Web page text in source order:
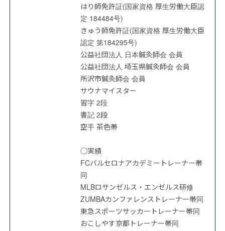
はり師免許証(国家資格 厚生労働大臣認
定 184484号)
きゅう師免許証(国家資格 厚生労働大臣
認定 第184295号)
公益社団法人 日本鍼灸師会 会員
公益社団法人 埼玉県鍼灸師会 会員
所沢市鍼灸師会 会員
サウナマイスター
習字 2段
書記 2段
空手 茶色帯
◯実績
FCバルセロナアカデミートレーナー帯
同
MLBロサンゼルス・エンゼルス研修
ZUMBAカンファレンストレーナー帯同
東急スポーツサッカートレーナー帯同
おこしやす京都トレーナー帯同